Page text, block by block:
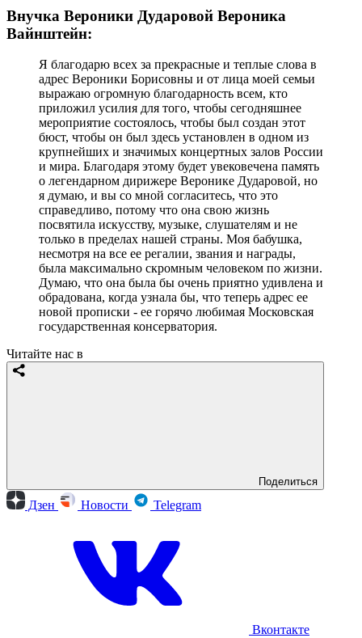
Внучка Вероники Дударовой Вероника
Вайнштейн:
Я благодарю всех за прекрасные и теплые слова в
адрес Вероники Борисовны и от лица моей семьи
выражаю огромную благодарность всем, кто
приложил усилия для того, чтобы сегодняшнее
мероприятие состоялось, чтобы был создан этот
бюст, чтобы он был здесь установлен в одном из
крупнейших и значимых концертных залов России
и мира. Благодаря этому будет увековечена память
о легендарном дирижере Веронике Дударовой, но
я думаю, и вы со мной согласитесь, что это
справедливо, потому что она свою жизнь
посвятила искусству, музыке, слушателям и не
только в пределах нашей страны. Моя бабушка,
несмотря на все ее регалии, звания и награды,
была максимально скромным человеком по жизни.
Думаю, что она была бы очень приятно удивлена и
обрадована, когда узнала бы, что теперь адрес ее
новой прописки - ее горячо любимая Московская
государственная консерватория.
Читайте нас в
Поделиться
Дзен Новости Telegram
Вконтакте